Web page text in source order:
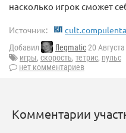
насколько игрок сможет
Источник:
Добавил flegmatic20
игры, скорость, тетрис, пульс
нет комментариев
Комментарии